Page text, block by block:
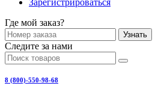
Где мой заказ?
Узнать
Следите за нами
8 (800)-550-98-68